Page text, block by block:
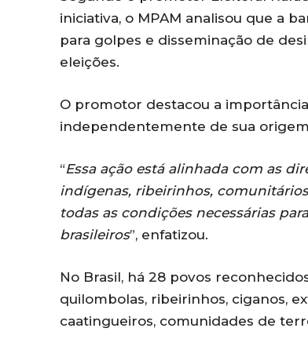
iniciativa, o MPAM analisou que a
para golpes e disseminação de
eleições.
O promotor destacou a
independentemente de sua
“Essa ação está alinhada com as
indígenas, ribeirinhos,
todas as condições necessárias
brasileiros”, enfatizou.
No Brasil, há 28 povos
quilombolas, ribeirinhos, ciganos,
caatingueiros, comunidades de